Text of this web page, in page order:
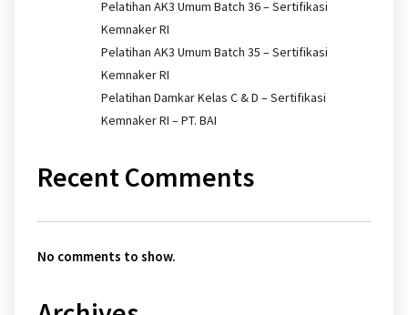
Pelatihan AK3 Umum Batch 36 – Sertifikasi
Kemnaker RI
Pelatihan AK3 Umum Batch 35 – Sertifikasi
Kemnaker RI
Pelatihan Damkar Kelas C & D – Sertifikasi
Kemnaker RI – PT. BAI
Recent Comments
No comments to show.